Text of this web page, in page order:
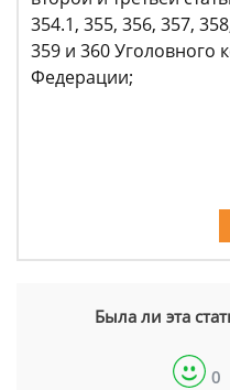
354.1, 355, 356, 357,
359 и 360 Уголовного
Федерации;
Была ли эта
0